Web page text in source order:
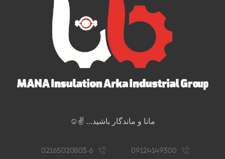
مانا و ماندگار باشید... ✌️☺️
09124149300
02165020803-6